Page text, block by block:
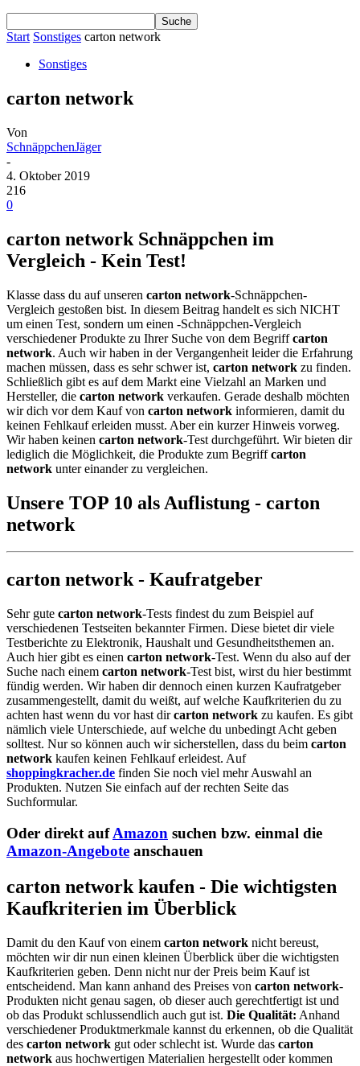
Start Sonstiges carton network
Sonstiges
carton network
Von
SchnäppchenJäger
-
4. Oktober 2019
216
0
carton network Schnäppchen im
Vergleich - Kein Test!
Klasse dass du auf unseren carton network-Schnäppchen-
Vergleich gestoßen bist. In diesem Beitrag handelt es sich NICHT
um einen Test, sondern um einen -Schnäppchen-Vergleich
verschiedener Produkte zu Ihrer Suche von dem Begriffcarton
network. Auch wir haben in der Vergangenheit leider die Erfahrung
machen müssen, dass es sehr schwer ist, carton network zu finden.
Schließlich gibt es auf dem Markt eine Vielzahl an Marken und
Hersteller, die carton network verkaufen. Gerade deshalb möchten
wir dich vor dem Kauf von carton network informieren, damit du
keinen Fehlkauf erleiden musst. Aber ein kurzer Hinweis vorweg.
Wir haben keinen carton network-Test durchgeführt. Wir bieten dir
lediglich die Möglichkeit, die Produkte zum Begriffcarton
network unter einander zu vergleichen.
Unsere TOP 10 als Auflistung - carton
network
carton network - Kaufratgeber
Sehr gute carton network-Tests findest du zum Beispiel auf
verschiedenen Testseiten bekannter Firmen. Diese bietet dir viele
Testberichte zu Elektronik, Haushalt und Gesundheitsthemen an.
Auch hier gibt es einen carton network-Test. Wenn du also auf der
Suche nach einem carton network-Test bist, wirst du hier bestimmt
fündig werden. Wir haben dir dennoch einen kurzen Kaufratgeber
zusammengestellt, damit du weißt, auf welche Kaufkriterien du zu
achten hast wenn du vor hast dircarton network zu kaufen. Es gibt
nämlich viele Unterschiede, auf welche du unbedingt Acht geben
solltest. Nur so können auch wir sicherstellen, dass du beim carton
network kaufen keinen Fehlkauf erleidest. Auf
shoppingkracher.de finden Sie noch viel mehr Auswahl an
Produkten. Nutzen Sie einfach auf der rechten Seite das
Suchformular.
Oder direkt aufAmazon suchen bzw. einmal die
Amazon-Angebote anschauen
carton network kaufen - Die wichtigsten
Kaufkriterien im Überblick
Damit du den Kauf von einem carton network nicht bereust,
möchten wir dir nun einen kleinen Überblick über die wichtigsten
Kaufkriterien geben. Denn nicht nur der Preis beim Kauf ist
entscheidend. Man kann anhand des Preises von carton network-
Produkten nicht genau sagen, ob dieser auch gerechtfertigt ist und
ob das Produkt schlussendlich auch gut ist. Die Qualität: Anhand
verschiedener Produktmerkmale kannst du erkennen, ob die Qualität
des carton network gut oder schlecht ist. Wurde das carton
network aus hochwertigen Materialien hergestellt oder kommen